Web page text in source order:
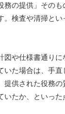
の提供」そのも
。検査や清掃とい
図や仕様書通りに
た場合は、手直
提供された役務の
いたか、といった